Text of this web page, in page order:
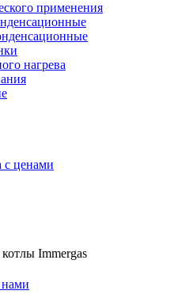
применения
нагрева
с ценами
Immergas
нами